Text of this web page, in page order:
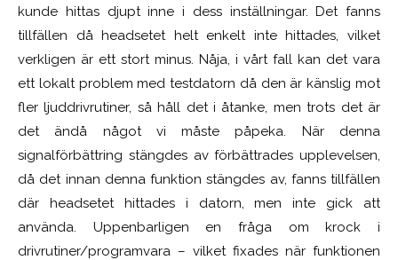
kunde hittas djupt inne i dess inställningar. Det fanns
tillfällen då headsetet helt enkelt inte hittades, vilket
verkligen är ett stort minus. Nåja, i vårt fall kan det vara
ett lokalt problem med testdatorn då den är känslig mot
fler ljuddrivrutiner, så håll det i åtanke, men trots det är
det ändå något vi måste påpeka. När denna
signalförbättring stängdes av förbättrades upplevelsen,
då det innan denna funktion stängdes av, fanns tillfällen
där headsetet hittades i datorn, men inte gick att
använda. Uppenbarligen en fråga om krock i
drivrutiner/programvara – vilket fixades när funktionen